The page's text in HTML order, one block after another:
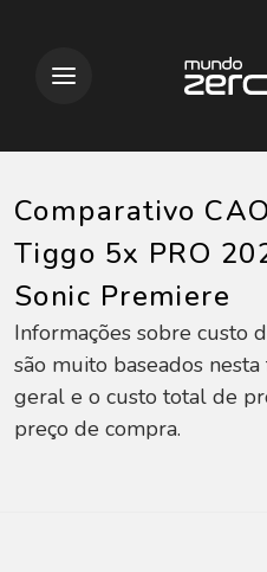
Comparativo
Tiggo 5x PRO
Sonic Premiere
Informações sobre custo
são muito baseados
geral e o custo total de
preço de compra.